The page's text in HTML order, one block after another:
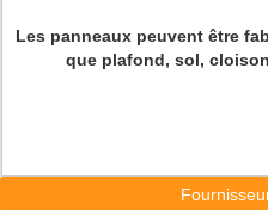
Les panneaux peuvent être
que plafond, sol,